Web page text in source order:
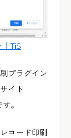
TiS
プラグイン
イト
。
コード印刷